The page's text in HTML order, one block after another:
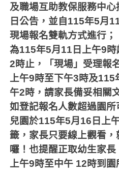
及職場互助教保服務中心
日公告，並自115年5月
現場報名雙軌方式進行
為115年5月 11 日上午9
2時止，「現場」受理報
上午9時至下午3時及115
午2時，請家長備妥相關
如登記報名人數超過園
兒園於115年5月 16 日上
籤，家長只要線上觀看
囉！也提醒正取幼生家長
上午9時至中午 12時到園